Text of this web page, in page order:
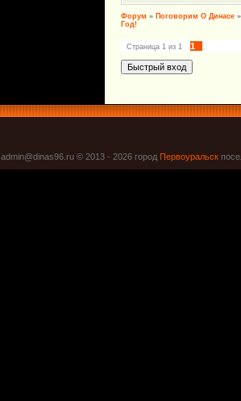
Форум » Поговорим О Динасе »
Год!
Страница 1 из 1 1
admin@dinas96.ru © 2013 - 2026 город Первоуральск